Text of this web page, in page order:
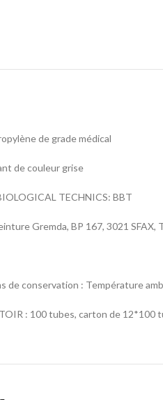
de grade médical
de couleur grise
TECHNICS: BBT
Gremda, BP 167, 3021 SFAX,
de conservation : Température
: 100 tubes, carton de 12*100